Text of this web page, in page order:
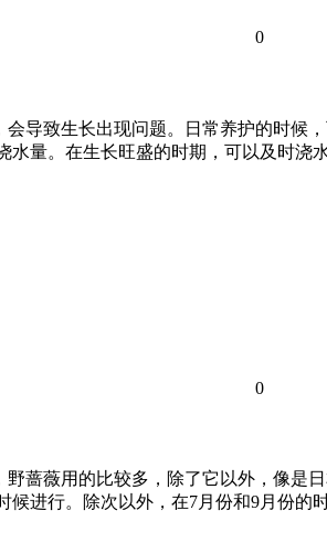
0
导致生长出现问题。日常养护的时候
量。在生长旺盛的时期，可以及时浇
0
蔷薇用的比较多，除了它以外，像是
进行。除次以外，在7月份和9月份的